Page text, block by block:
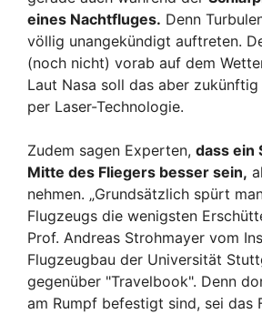
eines Nachtfluges. Denn
völlig unangekündigt auftreten.
(noch nicht) vorab auf dem
Laut Nasa soll das aber
per Laser-Technologie.
Zudem sagen Experten, dass ein
Mitte des Fliegers besser sein,
nehmen. „Grundsätzlich spürt
Flugzeugs die wenigsten
Prof. Andreas Strohmayer vom
Flugzeugbau der Universität
gegenüber "Travelbook". Denn
am Rumpf befestigt sind, sei das